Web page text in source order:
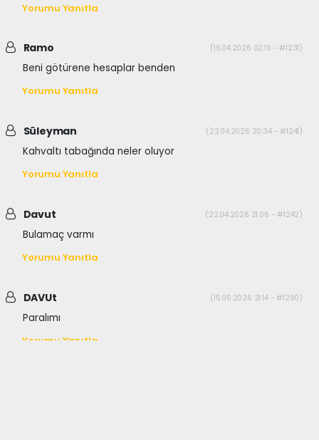
Yorumu Yanıtla
Ramo (16.04.2026 02:19 - #1231)
Beni götürene hesaplar benden
Yorumu Yanıtla
Süleyman (22.04.2026 20:34 - #1241)
Kahvaltı tabağında neler oluyor
Yorumu Yanıtla
Davut (22.04.2026 21:06 - #1242)
Bulamaç varmı
Yorumu Yanıtla
DAVUt (15.05.2026 21:14 - #1290)
Paralımı
Yorumu Yanıtla